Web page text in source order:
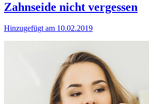
Zahnseide nicht vergessen
Hinzugefügt am 10.02.2019